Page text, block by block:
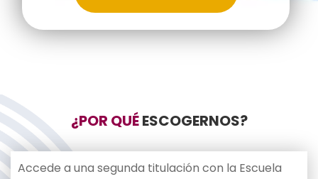
¿POR QUÉESCOGERNOS?
Accede a una segunda titulación con la Escuela